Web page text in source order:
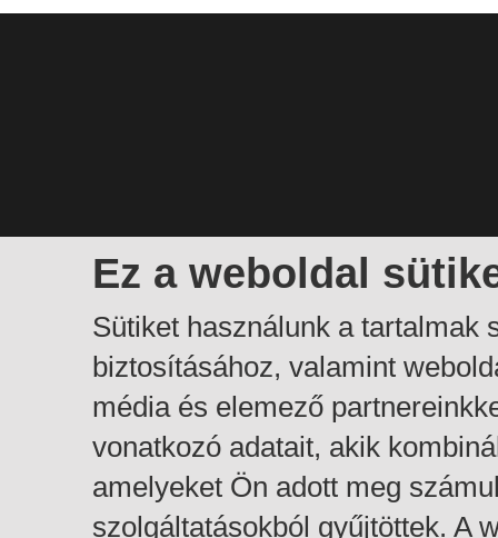
Ez a weboldal
Sütiket használunk a tartalmak
biztosításához, valamint
média és elemező
vonatkozó adatait, akik
amelyeket Ön adott meg
szolgáltatásokból gyűjtöttek. A